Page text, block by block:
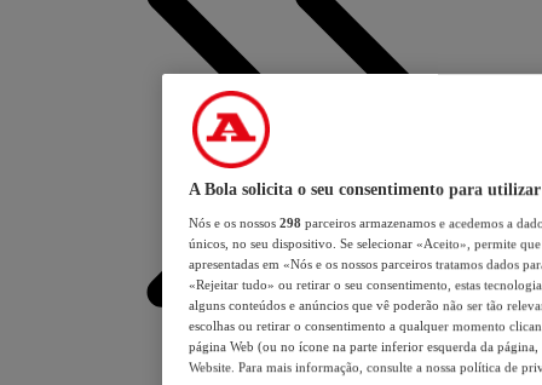
A Bola solicita o seu consentimento para utilizar
Nós e os nossos 298 parceiros armazenamos e acedemos a
únicos, no seu dispositivo. Se selecionar «Aceito», permite
apresentadas em «Nós e os nossos parceiros tratamos dados
«Rejeitar tudo» ou retirar o seu consentimento, estas
alguns conteúdos e anúncios que vê poderão não ser tão
escolhas ou retirar o consentimento a qualquer momento
página Web (ou no ícone na parte inferior esquerda da página,
Website. Para mais informação, consulte a nossa política de